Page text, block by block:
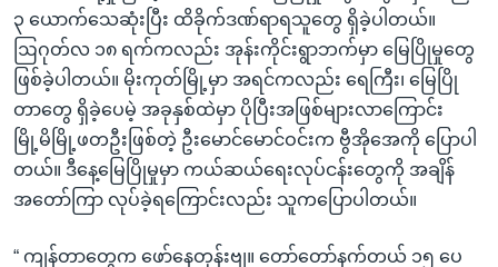
၃ ယောက်သေဆုံးပြီး ထိခိုက်ဒဏ်ရာရသူတွေ ရှိခဲ့ပါတယ်။
ဩဂုတ်လ ၁၈ ရက်ကလည်း အုန်းကိုင်းရွာဘက်မှာ မြေပြိုမှုတွေ
ဖြစ်ခဲ့ပါတယ်။ မိုးကုတ်မြို့မှာ အရင်ကလည်း ရေကြီး၊ မြေပြို
တာတွေ ရှိခဲ့ပေမဲ့ အခုနှစ်ထဲမှာ ပိုပြီးအဖြစ်များလာကြောင်း
မြို့မိမြို့ဖတဦးဖြစ်တဲ့ ဦးမောင်မောင်ဝင်းက ဗွီအိုအေကို ပြောပါ
တယ်။ ဒီနေ့မြေပြိုမှုမှာ ကယ်ဆယ်ရေးလုပ်ငန်းတွေကို အချိန်
အတော်ကြာ လုပ်ခဲ့ရကြောင်းလည်း သူကပြောပါတယ်။
“ ကျန်တာတွေက ဖော်နေတုန်းဗျ။ တော်တော်နက်တယ် ၁၅ ပေ